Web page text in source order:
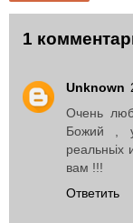
1
Unknown
Очень
Божий , у
реальньіх
вам !!!
Ответить